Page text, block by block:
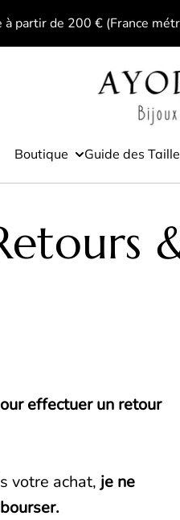
à partir de 200 € (France
Boutique Guide des
effectuer un retour
votre achat,je ne